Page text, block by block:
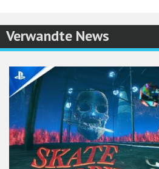
Verwandte News